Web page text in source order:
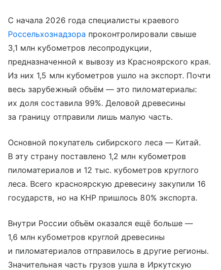
С начала 2026 года специалисты краевого
Россельхознадзора проконтролировали свыше
3,1 млн кубометров лесопродукции,
предназначенной к вывозу из Красноярского края.
Из них 1,5 млн кубометров ушло на экспорт. Почти
весь зарубежный объём — это пиломатериалы:
их доля составила 99%. Деловой древесины
за границу отправили лишь малую часть.
Основной покупатель сибирского леса — Китай.
В эту страну поставлено 1,2 млн кубометров
пиломатериалов и 12 тыс. кубометров круглого
леса. Всего красноярскую древесину закупили 16
государств, но на КНР пришлось 80% экспорта.
Внутри России объём оказался ещё больше —
1,6 млн кубометров круглой древесины
и пиломатериалов отправилось в другие регионы.
Значительная часть грузов ушла в Иркутскую